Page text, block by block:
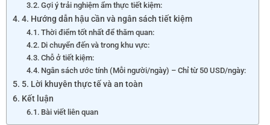
Gợi ý trải nghiệm ẩm thực tiết kiệm:
4. Hướng dẫn hậu cần và ngân sách tiết kiệm
Thời điểm tốt nhất để thăm quan:
Di chuyển đến và trong khu vực:
Chỗ ở tiết kiệm:
Ngân sách ước tính (Mỗi người/ngày) – Chỉ từ 50 USD/ngày:
5. Lời khuyên thực tế và an toàn
Kết luận
Bài viết liên quan